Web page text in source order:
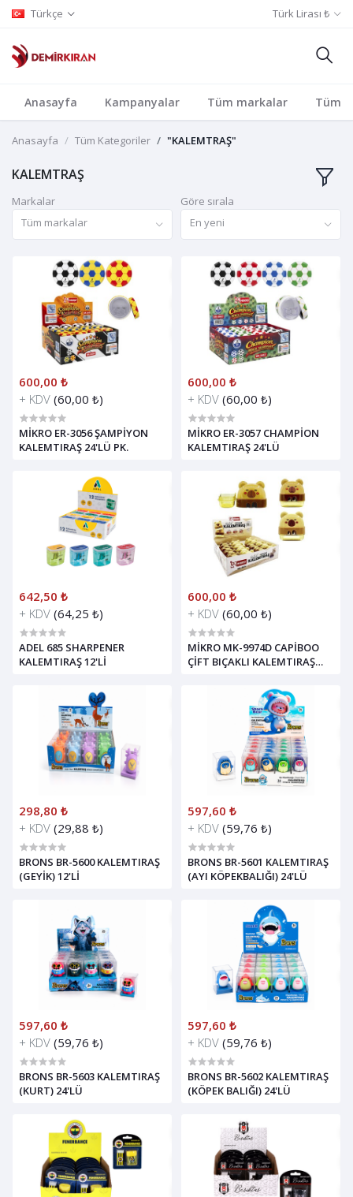
Türkçe Türk Lirası ₺
Anasayfa Kampanyalar Tüm markalar Tüm
Anasayfa Tüm Kategoriler "KALEMTRAŞ"
KALEMTRAŞ
Markalar
Tüm markalar
Göre sırala
En yeni
600,00 ₺
+ KDV (60,00 ₺)
MİKRO ER-3056 ŞAMPİYON
KALEMTIRAŞ 24'LÜ PK.
600,00 ₺
+ KDV (60,00 ₺)
MİKRO ER-3057 CHAMPİON
KALEMTIRAŞ 24'LÜ
642,50 ₺
+ KDV (64,25 ₺)
ADEL 685 SHARPENER
KALEMTIRAŞ 12'Lİ
600,00 ₺
+ KDV (60,00 ₺)
MİKRO MK-9974D CAPİBOO
ÇİFT BIÇAKLI KALEMTIRAŞ
298,80 ₺
+ KDV (29,88 ₺)
BRONS BR-5600 KALEMTIRAŞ
(GEYİK) 12'Lİ
597,60 ₺
+ KDV (59,76 ₺)
BRONS BR-5601 KALEMTIRAŞ
(AYI KÖPEKBALIĞI) 24'LÜ
597,60 ₺
+ KDV (59,76 ₺)
BRONS BR-5603 KALEMTIRAŞ
(KURT) 24'LÜ
597,60 ₺
+ KDV (59,76 ₺)
BRONS BR-5602 KALEMTIRAŞ
(KÖPEK BALIĞI) 24'LÜ